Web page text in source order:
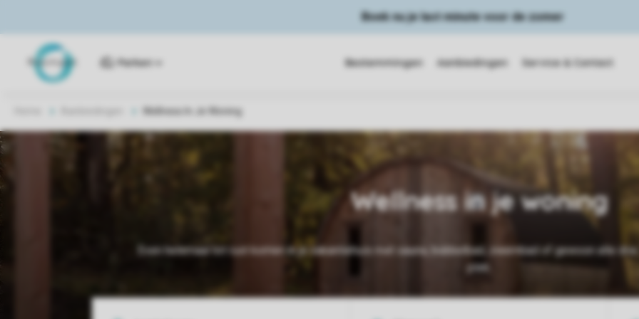
Boek nu je last minute voor de zomer
Parken Bestemmingen Aanbiedingen Service & Contact
Wellness In Je Woning